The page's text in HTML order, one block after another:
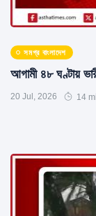
সমগ্র বাংলাদেশ
আগামী ৪৮ ঘণ্টায়
20 Jul, 2026 14